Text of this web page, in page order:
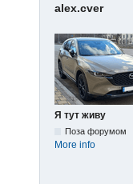
alex.cver
Я тут живу
Поза форумом
More info